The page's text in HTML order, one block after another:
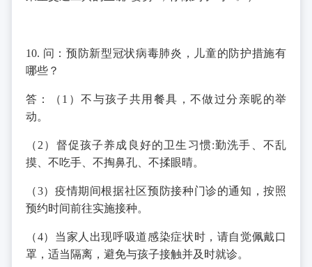
10. 问：预防新型冠状病毒肺炎，儿童的防护措施有
哪些？
答：（1）不与孩子共用餐具，不做过分亲昵的举
动。
（2）督促孩子养成良好的卫生习惯:勤洗手、不乱
摸、不吃手、不掏鼻孔、不揉眼晴。
（3）疫情期间根据社区预防接种门诊的通知，按照
预约时间前往实施接种。
（4）当家人出现呼吸道感染症状时，请自觉佩戴口
罩，适当隔离，避免与孩子接触并及时就诊。